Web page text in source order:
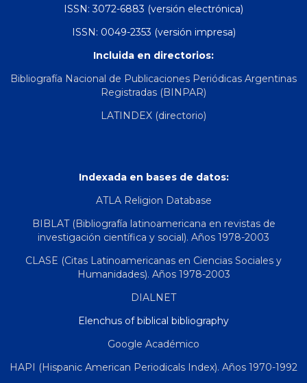
ISSN: 3072-6883 (versión electrónica)
ISSN: 0049-2353 (versión impresa)
Incluida en directorios:
Bibliografía Nacional de Publicaciones Periódicas Argentinas
Registradas (BINPAR)
LATINDEX (directorio)
Indexada en bases de datos:
ATLA Religion Database
BIBLAT (Bibliografía latinoamericana en revistas de
investigación científica y social). Años 1978-2003
CLASE (Citas Latinoamericanas en Ciencias Sociales y
Humanidades). Años 1978-2003
DIALNET
Elenchus of biblical bibliography
Google Académico
HAPI (Hispanic American Periodicals Index). Años 1970-1992